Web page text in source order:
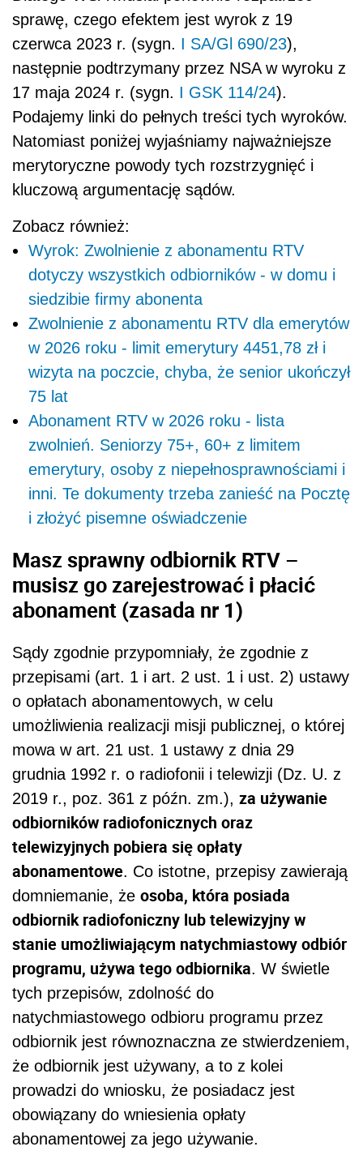
sprawę, czego efektem jest wyrok z 19
czerwca 2023 r. (sygn. I SA/Gl 690/23),
następnie podtrzymany przez NSA w wyroku z
17 maja 2024 r. (sygn. I GSK 114/24).
Podajemy linki do pełnych treści tych wyroków.
Natomiast poniżej wyjaśniamy najważniejsze
merytoryczne powody tych rozstrzygnięć i
kluczową argumentację sądów.
Zobacz również:
Wyrok: Zwolnienie z abonamentu RTV
dotyczy wszystkich odbiorników - w domu i
siedzibie firmy abonenta
Zwolnienie z abonamentu RTV dla emerytów
w 2026 roku - limit emerytury 4451,78 zł i
wizyta na poczcie, chyba, że senior ukończył
75 lat
Abonament RTV w 2026 roku - lista
zwolnień. Seniorzy 75+, 60+ z limitem
emerytury, osoby z niepełnosprawnościami i
inni. Te dokumenty trzeba zanieść na Pocztę
i złożyć pisemne oświadczenie
Masz sprawny odbiornik RTV –
musisz go zarejestrować i płacić
abonament (zasada nr 1)
Sądy zgodnie przypomniały, że zgodnie z
przepisami (art. 1 i art. 2 ust. 1 i ust. 2) ustawy
o opłatach abonamentowych, w celu
umożliwienia realizacji misji publicznej, o której
mowa w art. 21 ust. 1 ustawy z dnia 29
grudnia 1992 r. o radiofonii i telewizji (Dz. U. z
2019 r., poz. 361 z późn. zm.), za używanie
odbiorników radiofonicznych oraz
telewizyjnych pobiera się opłaty
abonamentowe. Co istotne, przepisy zawierają
domniemanie, że osoba, która posiada
odbiornik radiofoniczny lub telewizyjny w
stanie umożliwiającym natychmiastowy odbiór
programu, używa tego odbiornika. W świetle
tych przepisów, zdolność do
natychmiastowego odbioru programu przez
odbiornik jest równoznaczna ze stwierdzeniem,
że odbiornik jest używany, a to z kolei
prowadzi do wniosku, że posiadacz jest
obowiązany do wniesienia opłaty
abonamentowej za jego używanie.